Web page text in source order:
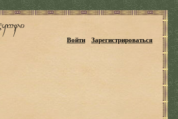
Войти Зарегистрироваться